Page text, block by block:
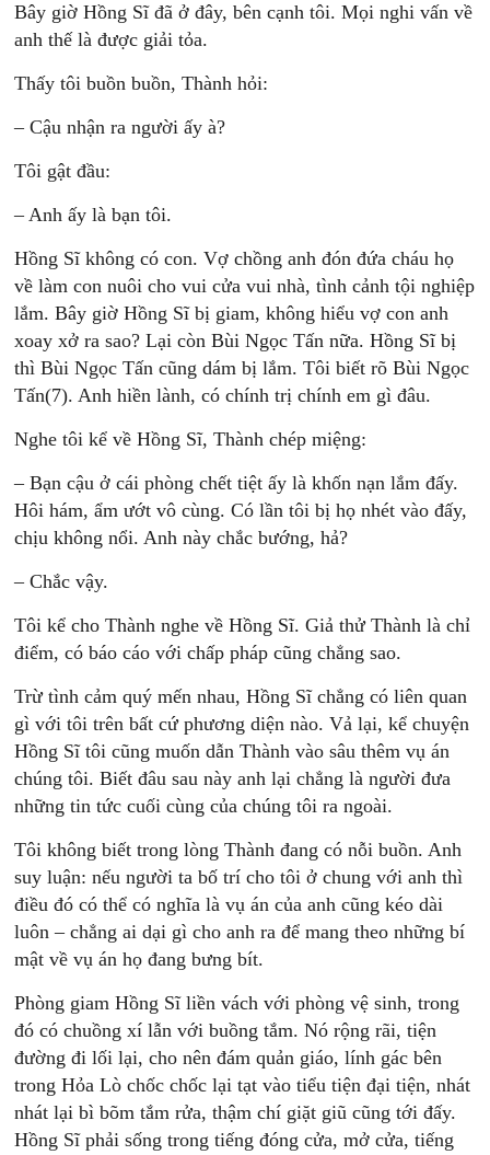
Bây giờ Hồng Sĩ đã ở đây, bên cạnh tôi. Mọi nghi vấn về
anh thế là được giải tỏa.
Thấy tôi buồn buồn, Thành hỏi:
– Cậu nhận ra người ấy à?
Tôi gật đầu:
– Anh ấy là bạn tôi.
Hồng Sĩ không có con. Vợ chồng anh đón đứa cháu họ
về làm con nuôi cho vui cửa vui nhà, tình cảnh tội nghiệp
lắm. Bây giờ Hồng Sĩ bị giam, không hiểu vợ con anh
xoay xở ra sao? Lại còn Bùi Ngọc Tấn nữa. Hồng Sĩ bị
thì Bùi Ngọc Tấn cũng dám bị lắm. Tôi biết rõ Bùi Ngọc
Tấn(7). Anh hiền lành, có chính trị chính em gì đâu.
Nghe tôi kể về Hồng Sĩ, Thành chép miệng:
– Bạn cậu ở cái phòng chết tiệt ấy là khốn nạn lắm đấy.
Hôi hám, ẩm ướt vô cùng. Có lần tôi bị họ nhét vào đấy,
chịu không nổi. Anh này chắc bướng, hả?
– Chắc vậy.
Tôi kể cho Thành nghe về Hồng Sĩ. Giả thử Thành là chỉ
điểm, có báo cáo với chấp pháp cũng chẳng sao.
Trừ tình cảm quý mến nhau, Hồng Sĩ chẳng có liên quan
gì với tôi trên bất cứ phương diện nào. Vả lại, kể chuyện
Hồng Sĩ tôi cũng muốn dẫn Thành vào sâu thêm vụ án
chúng tôi. Biết đâu sau này anh lại chẳng là người đưa
những tin tức cuối cùng của chúng tôi ra ngoài.
Tôi không biết trong lòng Thành đang có nỗi buồn. Anh
suy luận: nếu người ta bố trí cho tôi ở chung với anh thì
điều đó có thể có nghĩa là vụ án của anh cũng kéo dài
luôn – chẳng ai dại gì cho anh ra để mang theo những bí
mật về vụ án họ đang bưng bít.
Phòng giam Hồng Sĩ liền vách với phòng vệ sinh, trong
đó có chuồng xí lẫn với buồng tắm. Nó rộng rãi, tiện
đường đi lối lại, cho nên đám quản giáo, lính gác bên
trong Hỏa Lò chốc chốc lại tạt vào tiểu tiện đại tiện, nhát
nhát lại bì bõm tắm rửa, thậm chí giặt giũ cũng tới đấy.
Hồng Sĩ phải sống trong tiếng đóng cửa, mở cửa, tiếng